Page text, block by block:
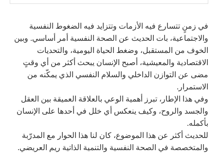
في زمنٍ تتسارع فيه الأزمات وتتزايد فيه الضغوط النفسية
والاجتماعية، بات الحديث عن الصحة النفسية أمر أساسي. وبين
الخوف من المستقبل، وضغط الحياة اليومية، والتحديات
الاقتصادية والمعيشية، أصبح الإنسان يبحث أكثر من أي وقتٍ
مضى عن التوازن الداخلي والسلام النفسي الذي يمكّنه من
الاستمرار.
وفي هذا الإطار، تبرز أهمية الوعي بالعلاقة العميقة بين العقل
والجسد والروح، وكيف ينعكس أي خلل في أحدها على الإنسان
بأكمله.
للحديث أكثر عن هذا الموضوع، كان لنا هذا الحوار مع المدرّبة
والمتخصصة في الصحة النفسية والتنمية الذاتية ريم العريضي.